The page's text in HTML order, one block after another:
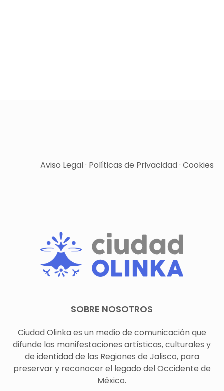
Aviso Legal· Políticas de Privacidad· Cookies
SOBRE NOSOTROS
Ciudad Olinka es un medio de comunicación que
difunde las manifestaciones artísticas, culturales y
de identidad de las Regiones de Jalisco, para
preservar y reconocer el legado del Occidente de
México.